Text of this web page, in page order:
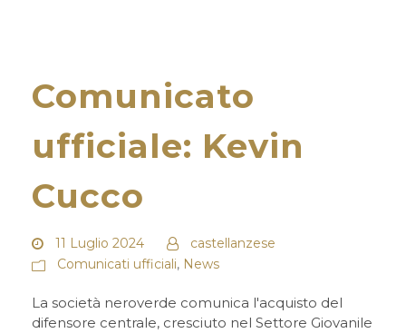
Comunicato
ufficiale: Kevin
Cucco
11 Luglio 2024
castellanzese
Comunicati ufficiali, News
La società neroverde comunica l'acquisto del
difensore centrale, cresciuto nel Settore Giovanile